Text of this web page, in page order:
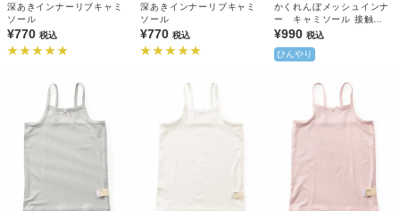
深あきインナーリブキャミ
ソール
¥770 税込
深あきインナーリブキャミ
ソール
¥770税込
かくれんぼメッシュインナ
ー キャミソール 接触冷
感 抗菌防臭
¥990 税込
ひんやり